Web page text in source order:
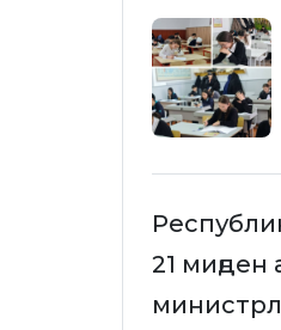
21